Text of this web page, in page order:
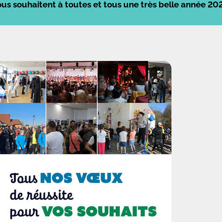
souhaitent à toutes et tous une très belle année